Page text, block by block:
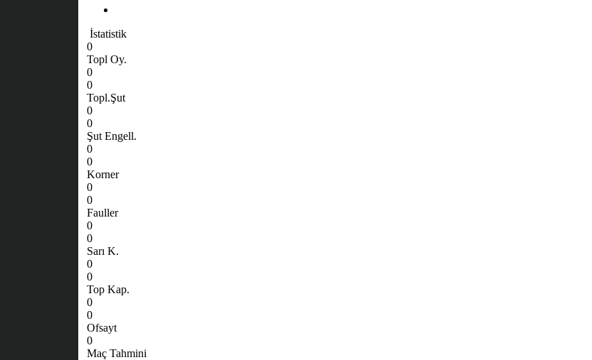
İstatistik
0
Topl Oy.
0
0
Topl.Şut
0
0
Şut Engell.
0
0
Korner
0
0
Fauller
0
0
Sarı K.
0
0
Top Kap.
0
0
Ofsayt
0
Maç Tahmini